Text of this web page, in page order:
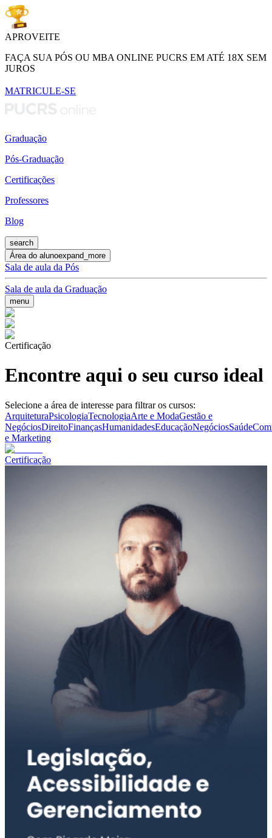
APROVEITE
FAÇA SUA PÓS OU MBA ONLINE PUCRS EM ATÉ 18X SEM
JUROS
MATRICULE-SE
Graduação
Pós-Graduação
Certificações
Professores
Blog
search
Área do alunoexpand_more
Sala de aula da Pós
Sala de aula da Graduação
menu
Certificação
Encontre aqui o seu curso ideal
Selecione a área de interesse para filtrar os cursos:
ArquiteturaPsicologiaTecnologiaArte e ModaGestão e
NegóciosDireitoFinançasHumanidadesEducaçãoNegóciosSaúde
e Marketing
Certificação